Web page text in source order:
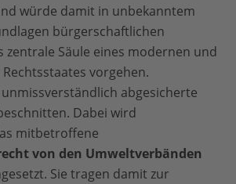
würde damit in unbekanntem
bürgerschaftlichen
zentrale Säule eines modernen und
vorgehen.
abgesicherte
Dabei wird
mitbetroffene
von den Umweltverbänden
Sie tragen damit zur